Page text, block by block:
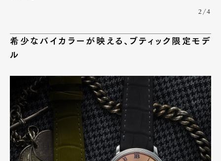
2/4
希少なバイカラーが映える、ブティック限定モデ
ル